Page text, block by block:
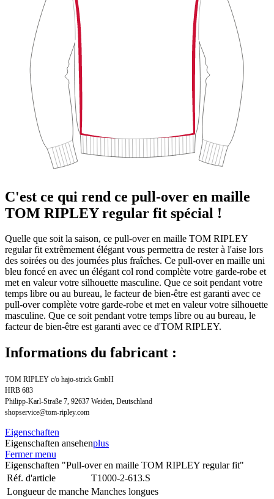
C'est ce qui rend ce pull-over en maille
TOM RIPLEY regular fit spécial !
Quelle que soit la saison, ce pull-over en maille TOM RIPLEY
regular fit extrêmement élégant vous permettra de rester à l'aise lors
des soirées ou des journées plus fraîches. Ce pull-over en maille uni
bleu foncé en avec un élégant col rond complète votre garde-robe et
met en valeur votre silhouette masculine. Que ce soit pendant votre
temps libre ou au bureau, le facteur de bien-être est garanti avec ce
pull-over complète votre garde-robe et met en valeur votre silhouette
masculine. Que ce soit pendant votre temps libre ou au bureau, le
facteur de bien-être est garanti avec ce d'TOM RIPLEY.
Informations du fabricant :
TOM RIPLEY c/o hajo-strick GmbH
HRB 683
Philipp-Karl-Straße 7, 92637 Weiden, Deutschland
shopservice@tom-ripley.com
Eigenschaften
Eigenschaften ansehenplus
Fermer menu
Eigenschaften "Pull-over en maille TOM RIPLEY regular fit"
Réf. d'article
T1000-2-613.S
Longueur de manche Manches longues